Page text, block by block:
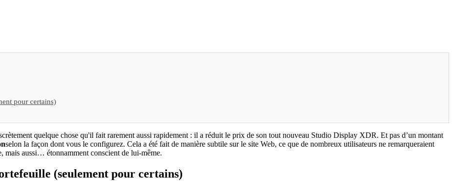
pour certains)
quelque chose qu'il fait rarement aussi rapidement : il a réduit le prix de son tout nouveau Studio Display XDR. Et pas d’un montant
selon la façon dont vous le configurez. Cela a été fait de manière subtile sur le site Web, ce que de nombreux utilisateurs ne remarqueraient
mais aussi… étonnamment conscient de lui-même.
(seulement pour certains)